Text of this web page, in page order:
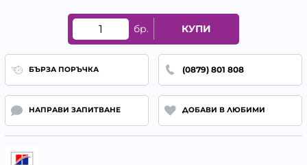
бр. КУПИ
БЪРЗА ПОРЪЧКА (0879) 801 808
НАПРАВИ ЗАПИТВАНЕ ДОБАВИ В ЛЮБИМИ